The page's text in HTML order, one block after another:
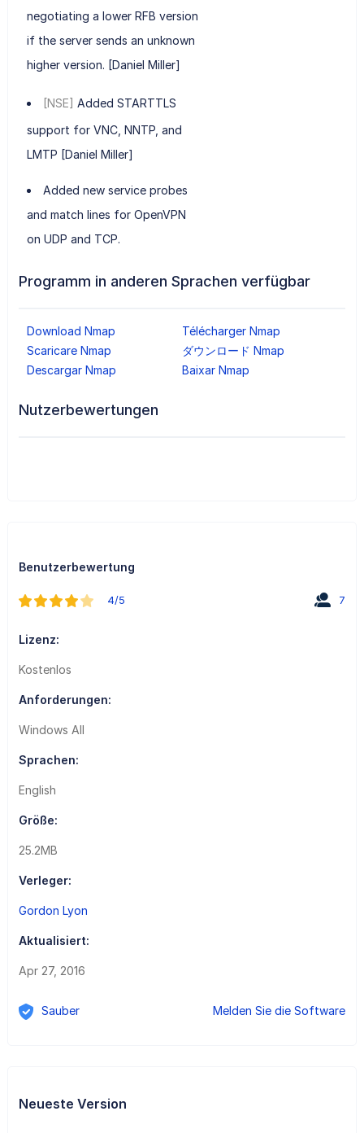
negotiating a lower RFB version
if the server sends an unknown
higher version. [Daniel Miller]
[NSE] Added STARTTLS
support for VNC, NNTP, and
LMTP [Daniel Miller]
Added new service probes
and match lines for OpenVPN
on UDP and TCP.
Programm in anderen Sprachen verfügbar
Download Nmap
Télécharger Nmap
Scaricare Nmap
ダウンロード Nmap
Descargar Nmap
Baixar Nmap
Nutzerbewertungen
Benutzerbewertung
4/5 7
Lizenz:
Kostenlos
Anforderungen:
Windows All
Sprachen:
English
Größe:
25.2MB
Verleger:
Gordon Lyon
Aktualisiert:
Apr 27, 2016
Sauber Melden Sie die Software
Neueste Version